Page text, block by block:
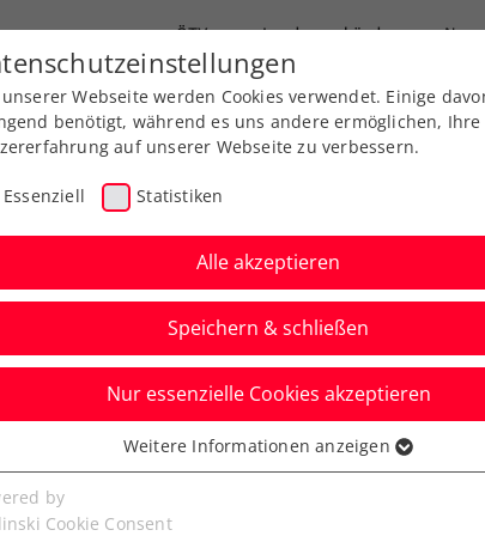
ÖTV Landesverbände
Ausbildung Services Über uns
Rodionov
mit Kopp
Webseite werden Cookies verwendet. Einige
benötigt, während es uns andere ermöglichen, Ihre
auf unserer Webseite zu verbessern.
Essenziell Statistiken
Alle akzeptieren
Speichern & schließen
Nur essenzielle Cookies akzeptieren
Cookies werden für grundlegende Funktionen der
benötigt. Dadurch ist gewährleistet, dass die
Weitere Informationen anzeigen
by
Cookie Consent